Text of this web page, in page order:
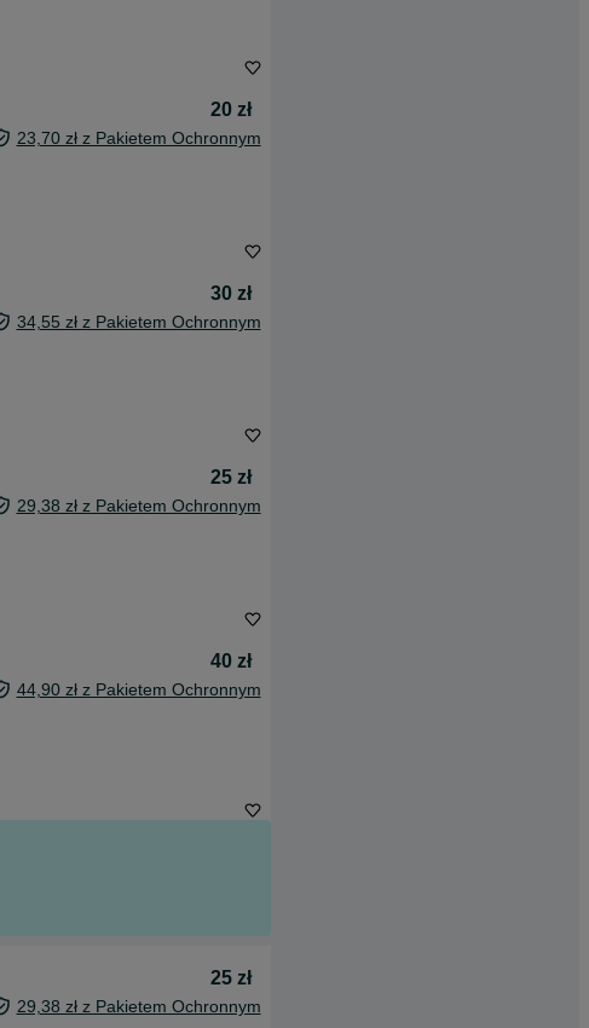
20 zł
23,70 zł z Pakietem Ochronnym
30 zł
34,55 zł z Pakietem Ochronnym
25 zł
29,38 zł z Pakietem Ochronnym
40 zł
44,90 zł z Pakietem Ochronnym
25 zł
29,38 zł z Pakietem Ochronnym